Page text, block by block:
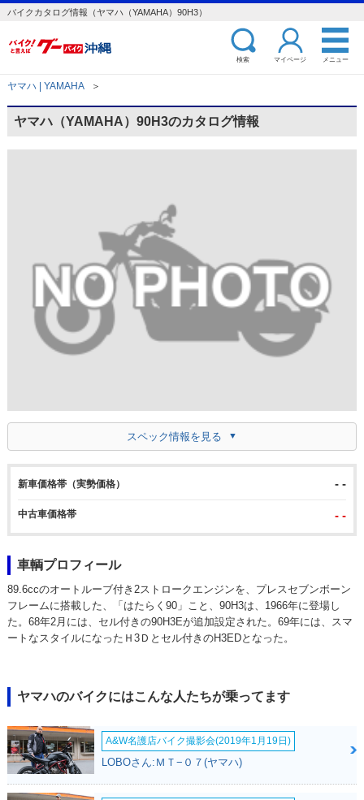
バイクカタログ情報（ヤマハ（YAMAHA）90H3）
検索 マイページ メニュー
ヤマハ | YAMAHA ＞
ヤマハ（YAMAHA）90H3のカタログ情報
スペック情報を見る
新車価格帯（実勢価格） - -
中古車価格帯 - -
車輌プロフィール
89.6ccのオートルーブ付き2ストロークエンジンを、プレスセブンボーン
フレームに搭載した、「はたらく90」こと、90H3は、1966年に登場し
た。68年2月には、セル付きの90H3Eが追加設定された。69年には、スマ
ートなスタイルになったＨ3Ｄとセル付きのH3EDとなった。
ヤマハのバイクにはこんな人たちが乗ってます
A&W名護店バイク撮影会(2019年1月19日)
LOBOさん:ＭＴ−０７(ヤマハ)